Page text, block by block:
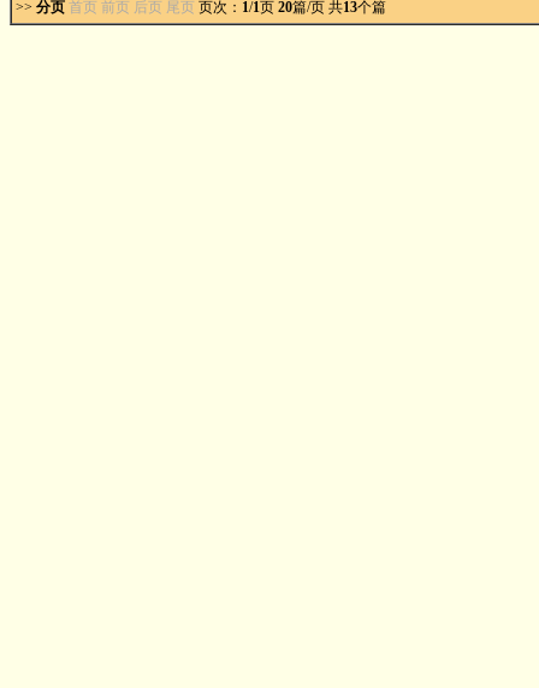
>> 分页 首页 前页 后页 尾页 页次： 1/1页 20篇/页 共13个篇